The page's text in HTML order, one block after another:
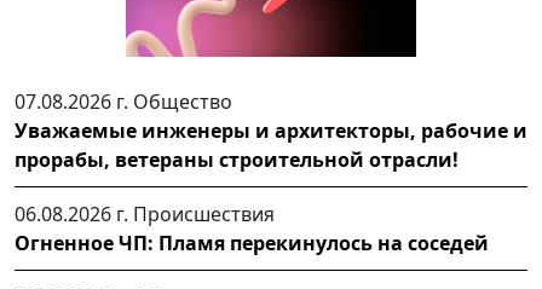
07.08.2026 г. Общество
Уважаемые инженеры и архитекторы, рабочие и
прорабы, ветераны строительной отрасли!
06.08.2026 г. Происшествия
Огненное ЧП: Пламя перекинулось на соседей